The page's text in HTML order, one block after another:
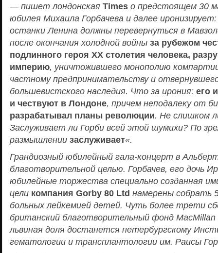
— пишет лондонская Times о предстоящем 30
юбилея Михаила Горбачева и далее
останки Ленина должны перевернуться в
после окончания холодной войны за рубежом
подлинного героя ХХ столетия человека,
империю, уничтожившего монополию
частному предпринимательству и
большевистского наследия. Что за ирония: его
и чествуют в Лондоне, причем неподалеку от
разрабатывал планы революции. Не слишком
Заслуживает ли Горби всей этой шумихи? По
размышлении заслуживает«.
Грандиозный юбилейный гала-концерт в
благотворительной целью. Горбачев, его дочь
юбилейные торжества специально созданная
цели компания Gorby 80 Ltd намерены собрать
больных лейкемией детей. Чуть более трети
британский благотворительный фонд MacMillan
львиная доля достанется петербургскому
гематологии и трансплантологии им. Раисы